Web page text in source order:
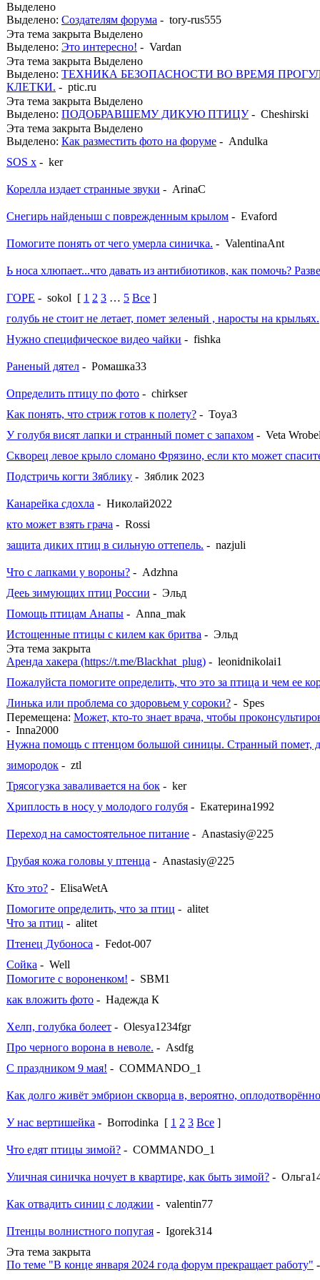
Выделено
Выделено: Создателям форума - tory-rus555
Эта тема закрыта Выделено
Выделено: Это интересно! - Vardan
Эта тема закрыта Выделено
Выделено: ТЕХНИКА БЕЗОПАСНОСТИ ВО ВРЕМЯ
КЛЕТКИ. - ptic.ru
Эта тема закрыта Выделено
Выделено: ПОДОБРАВШЕМУ ДИКУЮ ПТИЦУ - Cheshirski
Эта тема закрыта Выделено
Выделено: Как разместить фото на форуме - Andulka
SOS х - ker
Корелла издает странные звуки - ArinaC
Снегирь найденыш с поврежденным крылом - Evaford
Помогите понять от чего умерла синичка. - ValentinaAnt
Ь носа хлюпает...что давать из антибиотиков, как помочь?
ГОРЕ - sokol [ 1 2 3 … 5 Все ]
голубь не стоит не летает, помет зеленый , наросты на крыльях.
Нужно специфическое видео чайки - fishka
Раненый дятел - Ромашка33
Определить птицу по фото - chirkser
Как понять, что стриж готов к полету? - Toya3
У голубя висят лапки и странный помет с запахом - Veta
Скворец левое крыло сломано Фрязино, если кто может
Подстричь когти Зяблику - Зяблик 2023
Канарейка сдохла - Николай2022
кто может взять грача - Rossi
защита диких птиц в сильную оттепель. - nazjuli
Что с лапками у вороны? - Adzhna
Дееь зимующих птиц России - Эльд
Помощь птицам Анапы - Anna_mak
Истощенные птицы с килем как бритва - Эльд
Эта тема закрыта
Аренда хакера (https://t.me/Blackhat_plug) - leonidnikolai1
Пожалуйста помогите определить, что это за птица и чем ее
Линька или проблема со здоровьем у сороки? - Spes
Перемещена: Может, кто-то знает врача, чтобы
- Inna2000
Нужна помощь с птенцом большой синицы. Странный помет,
зимородок - ztl
Трясогузка заваливается на бок - ker
Хриплость в носу у молодого голубя - Екатерина1992
Переход на самостоятельное питание - Anastasiy@225
Грубая кожа головы у птенца - Anastasiy@225
Кто это? - ElisaWetA
Помогите определить, что за птиц - alitet
Что за птиц - alitet
Птенец Дубоноса - Fedot-007
Сойка - Well
Помогите с вороненком! - SBM1
как вложить фото - Надежда К
Хелп, голубка болеет - Olesya1234fgr
Про черного ворона в неволе. - Asdfg
С праздником 9 мая! - COMMANDO_1
Как долго живёт эмбрион скворца в, вероятно,
У нас вертишейка - Borrodinka [ 1 2 3 Все ]
Что едят птицы зимой? - COMMANDO_1
Уличная синичка ночует в квартире, как быть зимой? -
Как отвадить синиц с лоджии - valentin77
Птенцы волнистного попугая - Igorek314
Эта тема закрыта
По теме "В конце января 2024 года форум прекращает работу"